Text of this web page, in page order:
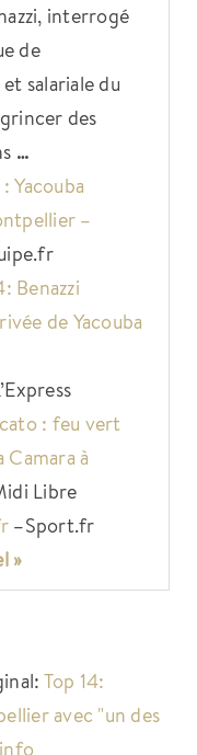
interrogé
de
salariale du
des
…
Yacouba
–
Benazzi
de Yacouba
: feu vert
Camara à
Libre
–Sport.fr
»
Top 14:
avec "un des